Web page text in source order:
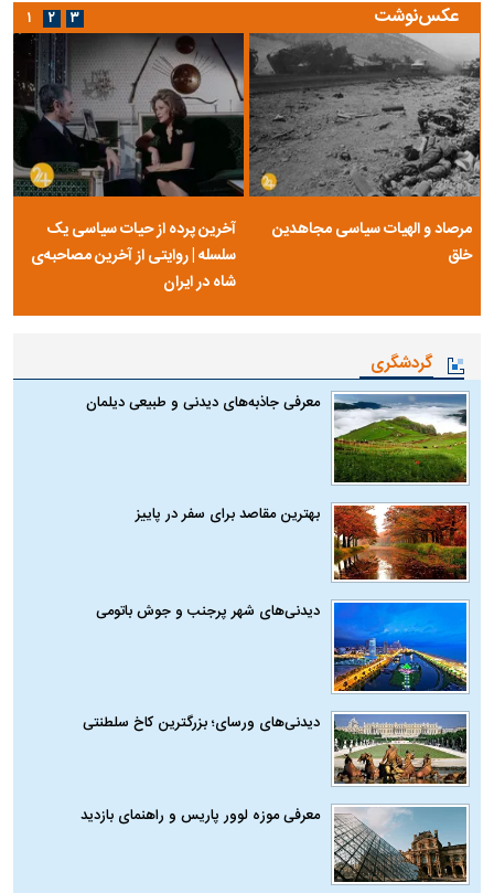
عکس‌نوشت
مرصاد و الهیات سیاسی مجاهدین
خلق
آخرین پرده از حیات سیاسی یک
سلسله | روایتی از آخرین مصاحبه‌ی
شاه در ایران
۱ ۲ ۳
گردشگری
معرفی جاذبه‌های دیدنی و طبیعی دیلمان
بهترین مقاصد برای سفر در پاییز
دیدنی‌های شهر پرجنب و جوش باتومی
دیدنی‌های ورسای؛ بزرگترین کاخ سلطنتی
معرفی موزه لوور پاریس و راهنمای بازدید